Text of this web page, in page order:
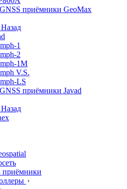
приёмники GeoMax
Назад
1
2
1M
V.S.
LS
приёмники Javad
Назад
приёмники